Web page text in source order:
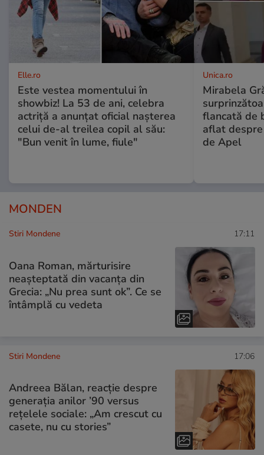
Elle.ro
Este vestea momentului în
showbiz! La 53 de ani, celebra
actriță a anunțat oficial nașterea
celui de-al treilea copil al său:
"Bun venit în lume, fiule"
Unica.ro
Mirabela
flancată de
aflat
de Apel
MONDEN
Stiri Mondene 17:11
Oana Roman, mărturisire
neașteptată din vacanța din
Grecia: „Nu prea sunt ok”. Ce se
întâmplă cu vedeta
Stiri Mondene 17:06
Andreea Bălan, reacție despre
generația anilor ’90 versus
rețelele sociale: „Am crescut cu
casete, nu cu stories”